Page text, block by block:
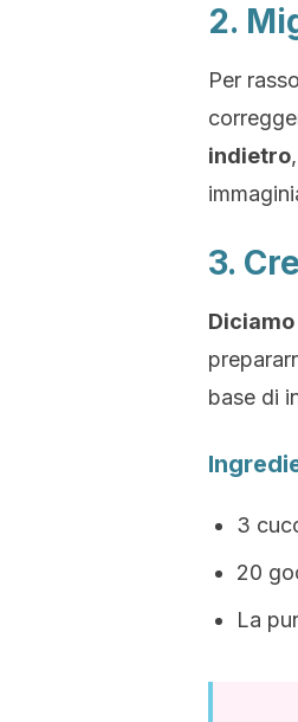
2.
Per
indietro
3.
base di
3
20
La